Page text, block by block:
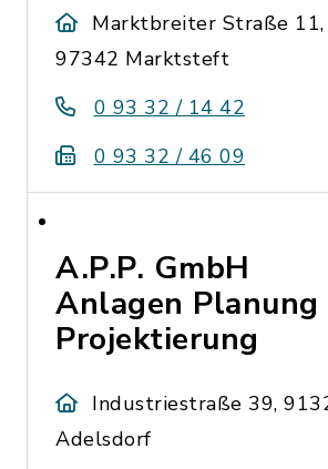
Marktbreiter Straße 11,
97342 Marktsteft
0 93 32 / 14 42
0 93 32 / 46 09
A.P.P. GmbH
Anlagen Planung
Projektierung
Industriestraße 39,
Adelsdorf